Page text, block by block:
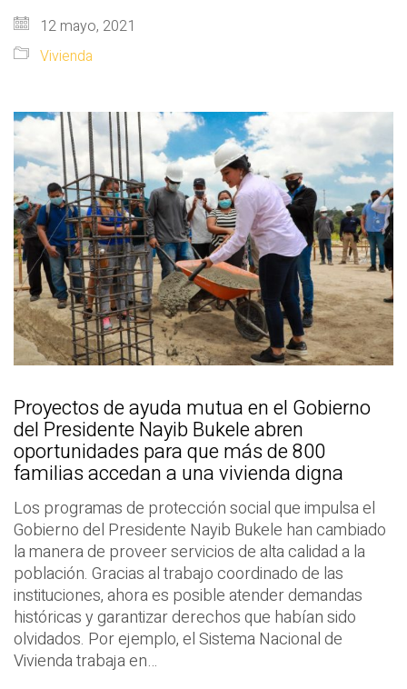
12 mayo, 2021
Vivienda
Proyectos de ayuda mutua en el Gobierno
del Presidente Nayib Bukele abren
oportunidades para que más de 800
familias accedan a una vivienda digna
Los programas de protección social que impulsa el
Gobierno del Presidente Nayib Bukele han cambiado
la manera de proveer servicios de alta calidad a la
población. Gracias al trabajo coordinado de las
instituciones, ahora es posible atender demandas
históricas y garantizar derechos que habían sido
olvidados. Por ejemplo, el Sistema Nacional de
Vivienda trabaja en…